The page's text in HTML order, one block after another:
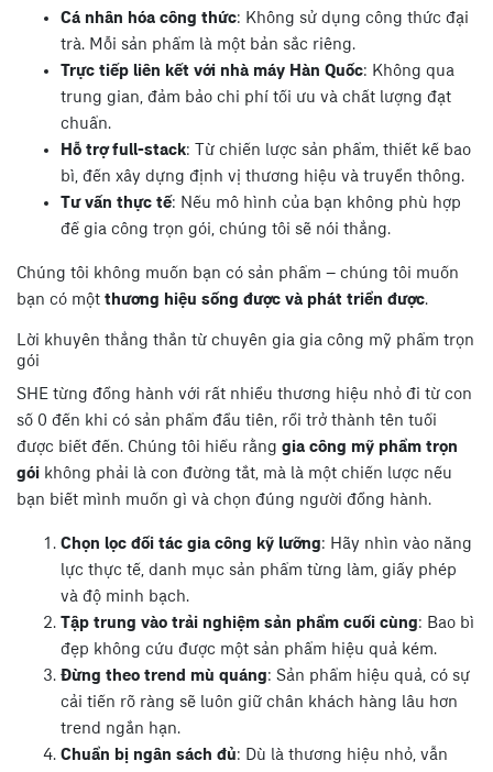
Cá nhân hóa công thức: Không sử dụng công thức đại
trà. Mỗi sản phẩm là một bản sắc riêng.
Trực tiếp liên kết với nhà máy Hàn Quốc: Không qua
trung gian, đảm bảo chi phí tối ưu và chất lượng đạt
chuẩn.
Hỗ trợ full-stack: Từ chiến lược sản phẩm, thiết kế bao
bì, đến xây dựng định vị thương hiệu và truyền thông.
Tư vấn thực tế: Nếu mô hình của bạn không phù hợp
để gia công trọn gói, chúng tôi sẽ nói thẳng.
Chúng tôi không muốn bạn có sản phẩm – chúng tôi muốn
bạn có một thương hiệu sống được và phát triển được.
Lời khuyên thẳng thắn từ chuyên gia gia công mỹ phẩm trọn
gói
SHE từng đồng hành với rất nhiều thương hiệu nhỏ đi từ con
số 0 đến khi có sản phẩm đầu tiên, rồi trở thành tên tuổi
được biết đến. Chúng tôi hiểu rằng gia công mỹ phẩm trọn
gói không phải là con đường tắt, mà là một chiến lược nếu
bạn biết mình muốn gì và chọn đúng người đồng hành.
Chọn lọc đối tác gia công kỹ lưỡng: Hãy nhìn vào năng
lực thực tế, danh mục sản phẩm từng làm, giấy phép
và độ minh bạch.
Tập trung vào trải nghiệm sản phẩm cuối cùng: Bao bì
đẹp không cứu được một sản phẩm hiệu quả kém.
Đừng theo trend mù quáng: Sản phẩm hiệu quả, có sự
cải tiến rõ ràng sẽ luôn giữ chân khách hàng lâu hơn
trend ngắn hạn.
Chuẩn bị ngân sách đủ: Dù là thương hiệu nhỏ, vẫn